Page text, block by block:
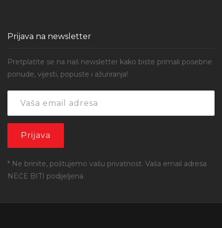
Prijava na newsletter
Pretplatite se na naš newsletter kako biste primali posebne
ponude, vijesti, popuste i ažuriranja!
* Ne brinite, poštujemo vašu privatnost. Vaša email adresa
NEĆE BITI podijeljena.